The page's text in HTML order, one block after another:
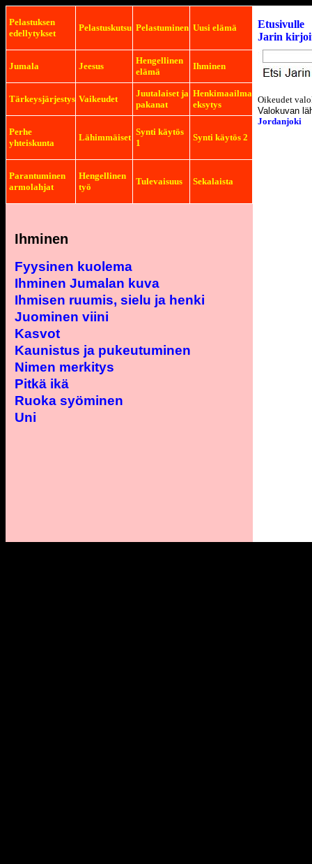
Pelastuksen
edellytykset
Pelastuskutsu Pelastuminen Uusi elämä
Jumala Jeesus
Hengellinen
elämä
Ihminen
Tärkeysjärjestys Vaikeudet
Juutalaiset ja
pakanat
Henkimaailma
eksytys
Perhe
yhteiskunta
Lähimmäiset
Synti käytös
1
Synti käytös 2
Parantuminen
armolahjat
Hengellinen
työ
Tulevaisuus Sekalaista
Ihminen
Fyysinen kuolema
Ihminen Jumalan kuva
Ihmisen ruumis, sielu ja henki
Juominen viini
Kasvot
Kaunistus ja pukeutuminen
Nimen merkitys
Pitkä ikä
Ruoka syöminen
Uni
Etusivulle
Jarin
Oikeudet
Valokuvan
Jordanjoki